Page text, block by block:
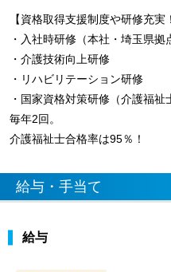
【資格取得支援制度や研修充実
・入社時研修（本社・埼玉県拠
・介護技術向上研修
・リハビリテーション研修
・国家資格対策研修（介護福祉
毎年2回。
介護福祉士合格率は95％！
給与・手当て
給与